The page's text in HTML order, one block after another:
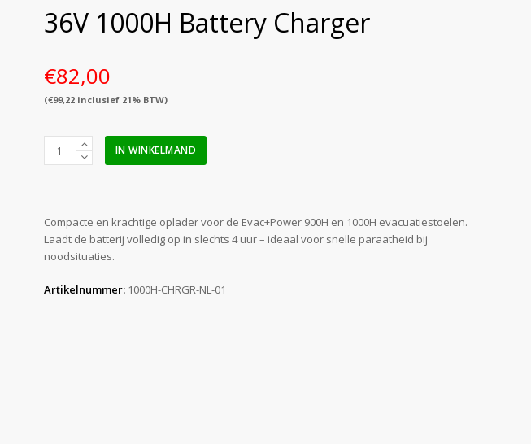
36V 1000H Battery Charger
€82,00
(€99,22inclusief 21% BTW)
IN WINKELMAND
Compacte en krachtige oplader voor de Evac+Power 900H en 1000H evacuatiestoelen.
Laadt de batterij volledig op in slechts 4 uur – ideaal voor snelle paraatheid bij
noodsituaties.
Artikelnummer: 1000H-CHRGR-NL-01